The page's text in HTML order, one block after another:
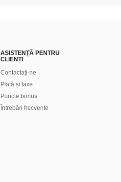
ASISTENȚĂ PENTRU
CLIENȚI
Contactați-ne
Plată și taxe
Puncte bonus
Întrebări frecvente